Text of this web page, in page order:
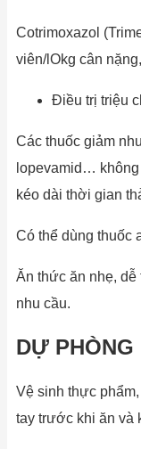
Cotrimoxazol
viên/lOkg cân
Điều trị triệu
Các thuốc giảm
lopevamid…
kéo dài thời gian
Có thể dùng thuốc
Ăn thức ăn nhẹ,
nhu cầu.
DỰ PHÒNG
Vệ sinh thực
tay trước khi ăn và